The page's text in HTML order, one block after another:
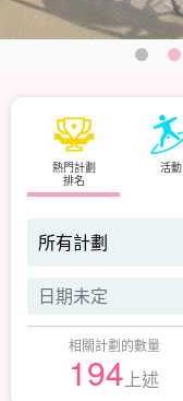
熱門計劃
排名
活動
相關計劃的數量
194 上述